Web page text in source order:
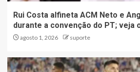
Rui Costa alfineta ACM Neto e
durante a convenção do PT; veja
agosto 1, 2026 suporte